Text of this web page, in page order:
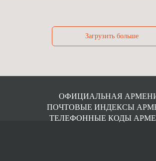
Загрузить больше
ОФИЦИАЛЬНАЯ
ПОЧТОВЫЕ ИНДЕКСЫ
ТЕЛЕФОННЫЕ КОДЫ